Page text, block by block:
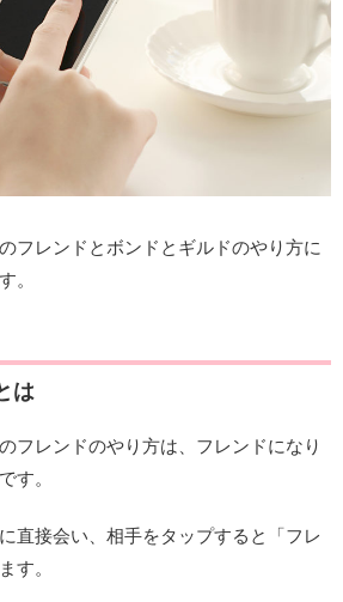
フレンドとボンドとギルドのやり方に
。
は
フレンドのやり方は、フレンドになり
す。
直接会い、相手をタップすると「フレ
す。